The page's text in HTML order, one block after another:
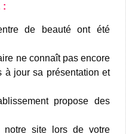
:
de beauté ont été
ne connaît pas encore
à jour sa présentation et
propose des
notre site lors de votre